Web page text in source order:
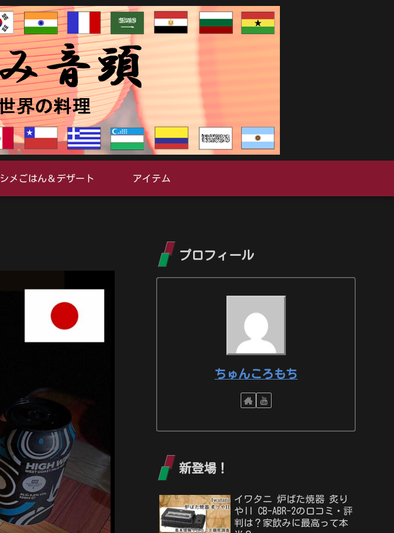
シメごはん＆デザート アイテム
プロフィール
ちゅんころもち
新登場！
イワタニ 炉ばた焼器 炙り
やII CB-ABR-2の口コミ・評
判は？家飲みに最高って本